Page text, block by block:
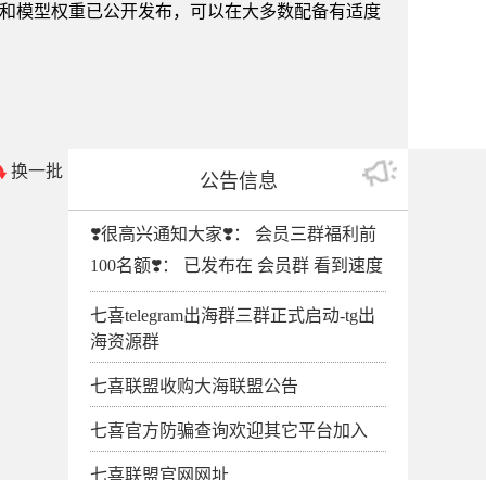
模型权重已公开发布，可以在大多数配备有适度
公告信息
❣️很高兴通知大家❣️： 会员三群福利前
100名额❣️： 已发布在 会员群 看到速度
七喜telegram出海群三群正式启动-tg出
海资源群
七喜联盟收购大海联盟公告
七喜官方防骗查询欢迎其它平台加入
七喜联盟官网网址
换一批